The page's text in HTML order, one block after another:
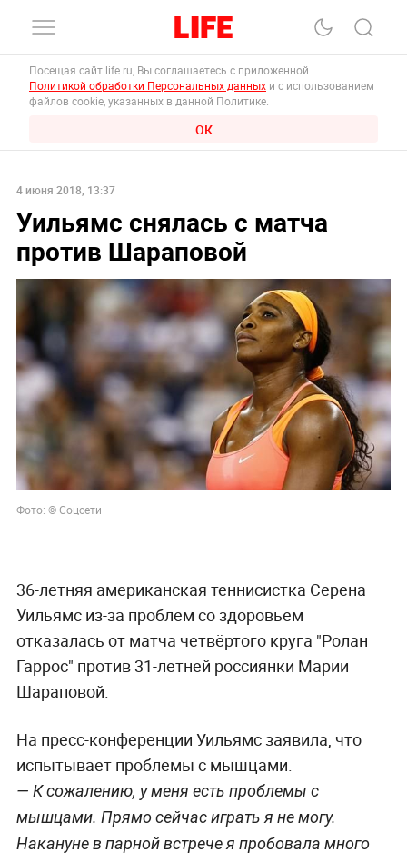
Посещая сайт life.ru, Вы соглашаетесь с приложенной
Политикой обработки Персональных данных и с использованием
файлов cookie, указанных в данной Политике.
ОК
4 июня 2018, 13:37
Уильямс снялась с матча
против Шараповой
Фото: © Соцсети
36-летняя американская теннисистка Серена
Уильямс из-за проблем со здоровьем
отказалась от матча четвёртого круга "Ролан
Гаррос" против 31-летней россиянки Марии
Шараповой.
На пресс-конференции Уильямс заявила, что
испытывает проблемы с мышцами.
— К сожалению, у меня есть проблемы с
мышцами. Прямо сейчас играть я не могу.
Накануне в парной встрече я пробовала много